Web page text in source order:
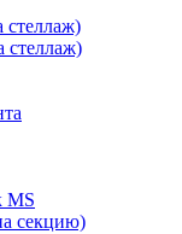
стеллаж)
стеллаж)
MS
секцию)